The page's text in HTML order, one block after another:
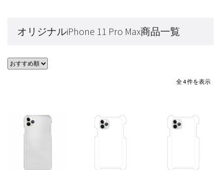
オリジナルiPhone 11 Pro Max商品一覧
全 4 件を表示